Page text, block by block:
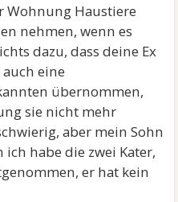
Wohnung Haustiere
nehmen, wenn es
dazu, dass deine Ex
eine
übernommen,
sie nicht mehr
aber mein Sohn
habe die zwei Kater,
er hat kein